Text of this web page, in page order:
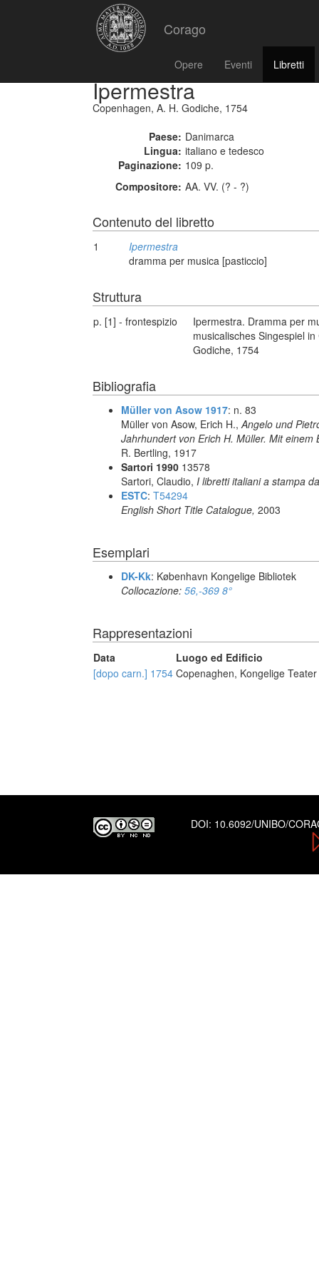
Corago
Opere Eventi Libretti
Ipermestra
Copenhagen, A. H. Godiche, 1754
Paese: Danimarca
Lingua: italiano e tedesco
Paginazione: 109 p.
Compositore: AA. VV. (? - ?)
Contenuto del libretto
1
Ipermestra
dramma per musica [pasticcio]
Struttura
p. [1] - frontespizio
Ipermestra. Dramma per
musicalisches Singespiel
Godiche, 1754
Bibliografia
Müller von Asow 1917: n. 83
Müller von Asow, Erich H.,Angelo und
Jahrhundert von Erich H. Müller. Mit
R. Bertling, 1917
Sartori 1990 13578
Sartori, Claudio, I libretti italiani a stampa
ESTC: T54294
English Short Title Catalogue, 2003
Esemplari
DK-Kk: København Kongelige Bibliotek
Collocazione: 56,-369 8°
Rappresentazioni
Data
Luogo ed Edificio
[dopo carn.] 1754 Copenaghen, Kongelige Teater
DOI: 10.6092/UNIBO/